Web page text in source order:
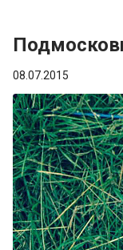
08.07.2015